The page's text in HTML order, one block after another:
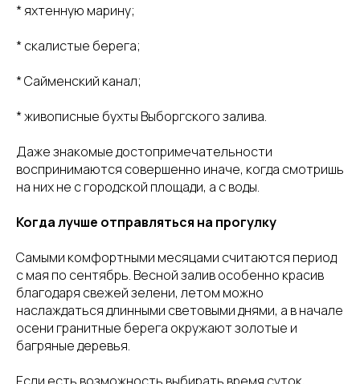
* яхтенную марину;
* скалистые берега;
* Сайменский канал;
* живописные бухты Выборгского залива.
Даже знакомые достопримечательности
воспринимаются совершенно иначе, когда смотришь
на них не с городской площади, а с воды.
Когда лучше отправляться на прогулку
Самыми комфортными месяцами считаются период
с мая по сентябрь. Весной залив особенно красив
благодаря свежей зелени, летом можно
наслаждаться длинными световыми днями, а в начале
осени гранитные берега окружают золотые и
багряные деревья.
@ Все права защищены Аквакемпинг "Сайма" 2026